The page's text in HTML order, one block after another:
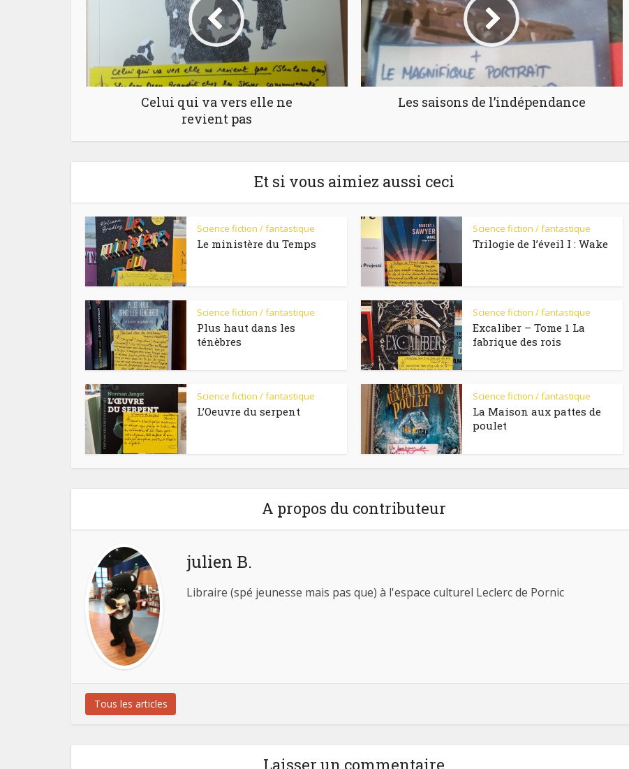
Celui qui va vers elle ne
revient pas
Les saisons de l’indépendance
Et si vous aimiez aussi ceci
Science fiction / fantastique
Le ministère du Temps
Science fiction / fantastique
Trilogie de l’éveil I : Wake
Science fiction / fantastique
Plus haut dans les
ténèbres
Science fiction / fantastique
Excaliber – Tome 1 La
fabrique des rois
Science fiction / fantastique
L’Oeuvre du serpent
Science fiction / fantastique
La Maison aux pattes de
poulet
A propos du contributeur
julien B.
Libraire (spé jeunesse mais pas que) à l'espace culturel Leclerc de Pornic
Tous les articles
Laisser un commentaire